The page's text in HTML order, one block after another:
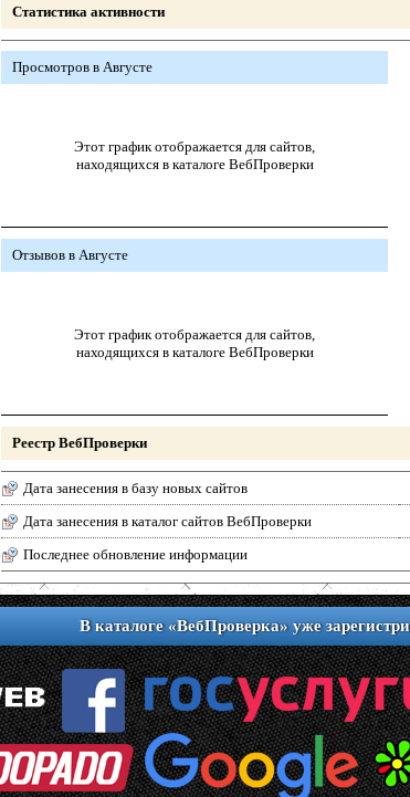
Статистика активности
Просмотров в Августе
Этот график отображается для сайтов,
находящихся в каталоге ВебПроверки
Отзывов в Августе
Этот график отображается для сайтов,
находящихся в каталоге ВебПроверки
Реестр ВебПроверки
Дата занесения в базу новых сайтов
Дата занесения в каталог сайтов ВебПроверки
Последнее обновление информации
В каталоге «ВебПроверка» уже